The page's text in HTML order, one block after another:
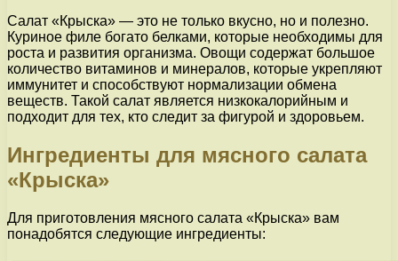
Салат «Крыска» — это не только вкусно, но и полезно.
Куриное филе богато белками, которые необходимы для
роста и развития организма. Овощи содержат большое
количество витаминов и минералов, которые укрепляют
иммунитет и способствуют нормализации обмена
веществ. Такой салат является низкокалорийным и
подходит для тех, кто следит за фигурой и здоровьем.
Ингредиенты для мясного салата
«Крыска»
Для приготовления мясного салата «Крыска» вам
понадобятся следующие ингредиенты: